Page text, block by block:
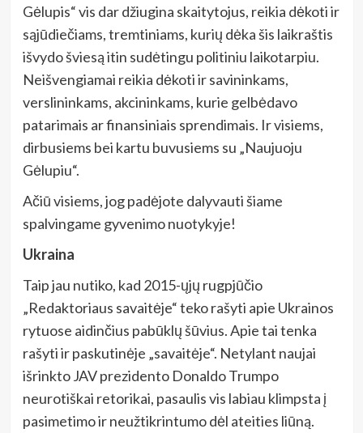
Gėlupis“ vis dar džiugina skaitytojus, reikia dėkoti ir
sąjūdiečiams, tremtiniams, kurių dėka šis laikraštis
išvydo šviesą itin sudėtingu politiniu laikotarpiu.
Neišvengiamai reikia dėkoti ir savininkams,
verslininkams, akcininkams, kurie gelbėdavo
patarimais ar finansiniais sprendimais. Ir visiems,
dirbusiems bei kartu buvusiems su „Naujuoju
Gėlupiu“.
Ačiū visiems, jog padėjote dalyvauti šiame
spalvingame gyvenimo nuotykyje!
Ukraina
Taip jau nutiko, kad 2015-ųjų rugpjūčio
„Redaktoriaus savaitėje“ teko rašyti apie Ukrainos
rytuose aidinčius pabūklų šūvius. Apie tai tenka
rašyti ir paskutinėje „savaitėje“. Netylant naujai
išrinkto JAV prezidento Donaldo Trumpo
neurotiškai retorikai, pasaulis vis labiau klimpsta į
pasimetimo ir neužtikrintumo dėl ateities liūną.